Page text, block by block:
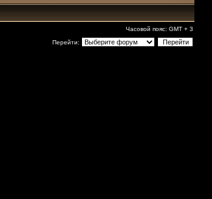
Часовой пояс: GMT + 3
Перейти: